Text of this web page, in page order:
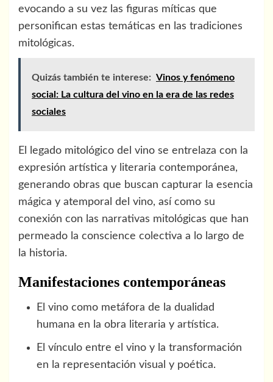
evocando a su vez las figuras míticas que
personifican estas temáticas en las tradiciones
mitológicas.
Quizás también te interese: Vinos y fenómeno
social: La cultura del vino en la era de las redes
sociales
El legado mitológico del vino se entrelaza con la
expresión artística y literaria contemporánea,
generando obras que buscan capturar la esencia
mágica y atemporal del vino, así como su
conexión con las narrativas mitológicas que han
permeado la conscience colectiva a lo largo de
la historia.
Manifestaciones contemporáneas
El vino como metáfora de la dualidad
humana en la obra literaria y artística.
El vínculo entre el vino y la transformación
en la representación visual y poética.